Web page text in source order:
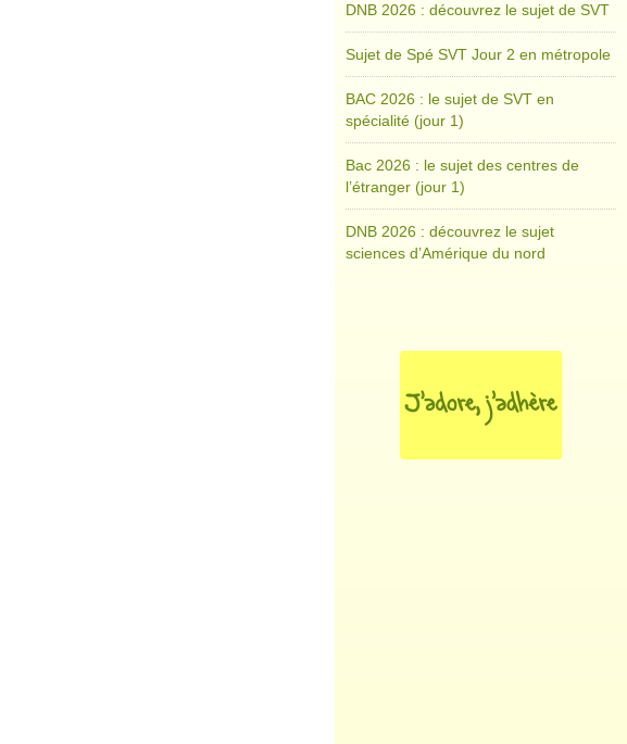
DNB 2026 : découvrez le sujet de SVT
Sujet de Spé SVT Jour 2 en métropole
BAC 2026 : le sujet de SVT en
spécialité (jour 1)
Bac 2026 : le sujet des centres de
l’étranger (jour 1)
DNB 2026 : découvrez le sujet
sciences d’Amérique du nord